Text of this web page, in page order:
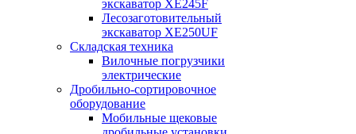
экскаватор XE245F
Лесозаготовительный
экскаватор XE250UF
Складская техника
Вилочные погрузчики
электрические
Дробильно-сортировочное
оборудование
Мобильные щековые